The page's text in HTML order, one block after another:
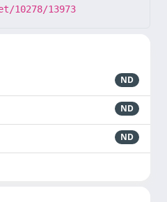
10278/13973
ND
ND
ND